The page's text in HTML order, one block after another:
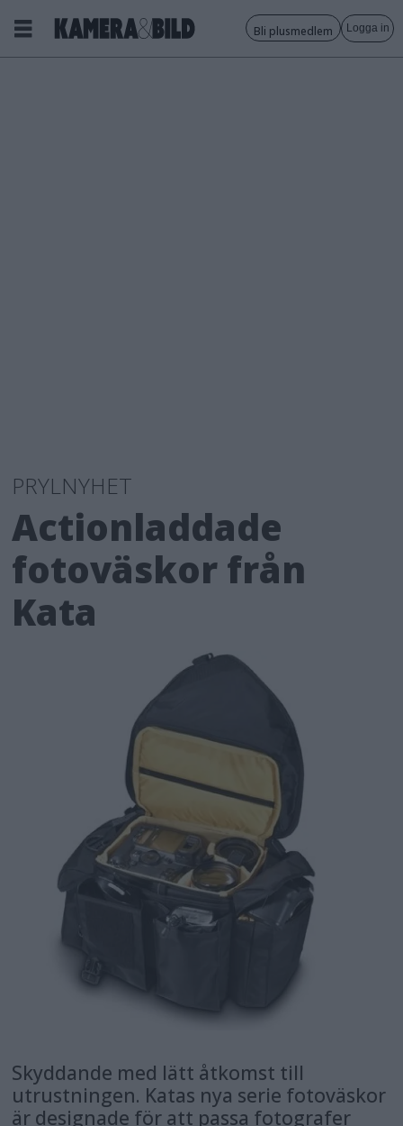
Bli plusmedlem Logga in
PRYLNYHET
Actionladdade
fotoväskor från
Kata
Skyddande med lätt åtkomst till
utrustningen. Katas nya serie fotoväskor
är designade för att passa fotografer